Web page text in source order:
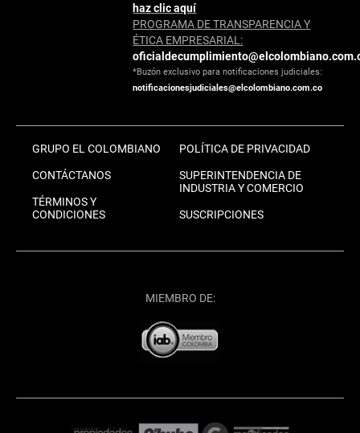
haz clic aquí
PROGRAMA DE TRANSPARENCIA Y
ÉTICA EMPRESARIAL:
*Buzón exclusivo para notificaciones judiciales:
notificacionesjudiciales@elcolombiano.com.co
GRUPO EL COLOMBIANO
CONTÁCTANOS
TÉRMINOS Y
CONDICIONES
POLÍTICA DE PRIVACIDAD
SUPERINTENDENCIA DE
INDUSTRIA Y COMERCIO
SUSCRIPCIONES
MIEMBRO DE: